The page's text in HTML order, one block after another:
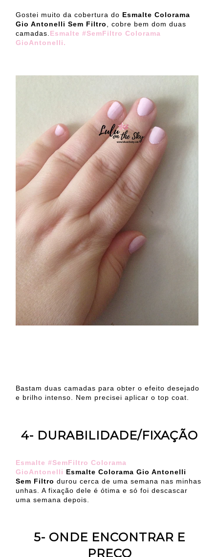
Gostei muito da cobertura do Esmalte Colorama
Gio Antonelli Sem Filtro
, cobre bem dom duas
camadas. Esmalte #SemFiltro Colorama
GioAntonelli.
Bastam duas camadas para obter o efeito desejado
e brilho intenso. Nem precisei aplicar o top coat.
4- DURABILIDADE/FIXAÇÃO
Esmalte #SemFiltro Colorama
GioAntonelli Esmalte Colorama Gio Antonelli
Sem Filtro durou cerca de uma semana nas minhas
unhas. A fixação dele é ótima e só foi descascar
uma semana depois.
5- ONDE ENCONTRAR E
PREÇO